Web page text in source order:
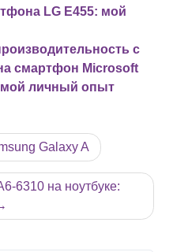
LG E455: мой
с
смартфон Microsoft
личный опыт
Galaxy A
6310 на ноутбуке: